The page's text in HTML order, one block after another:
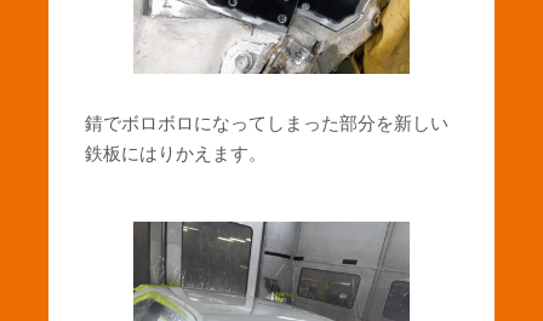
錆でボロボロになってしまった部分を新しい
鉄板にはりかえます。